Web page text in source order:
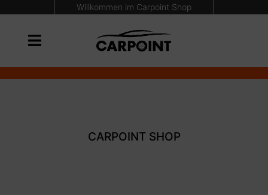
Willkommen im Carpoint Shop
CARPOINT SHOP